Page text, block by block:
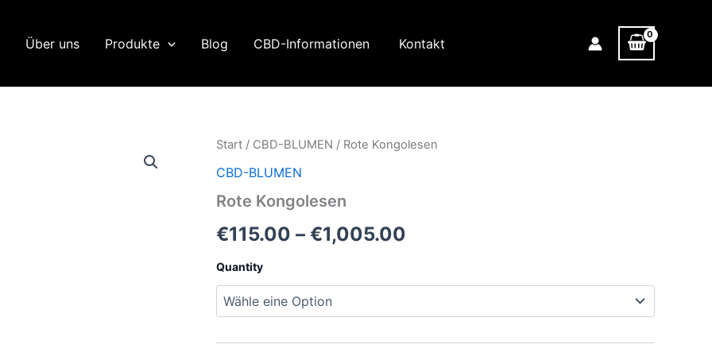
Über uns Produkte Blog CBD-Informationen Kontakt
Start / CBD-BLUMEN / Rote Kongolesen
CBD-BLUMEN
Rote Kongolesen
€115.00 – €1,005.00
Quantity